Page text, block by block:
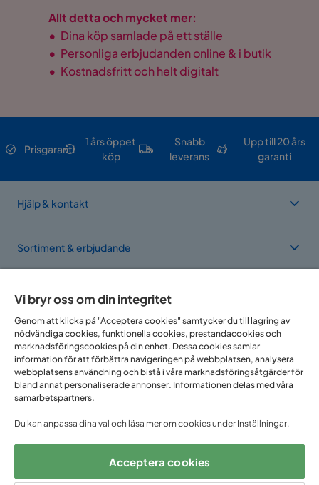
Allt detta och mycket mer:
• Dina köp samlade på ett ställe
• Personliga erbjudanden online & i butik
• Kostnadsfritt och helt digitalt
Prisgaranti
1 års öppet
köp
Snabb
leverans
Upp till 20 års
garanti
Hjälp & kontakt
Sortiment & erbjudande
Vi finns i flera länder
Följ oss på:
Vi bryr oss om din integritet
Genom att klicka på "Acceptera cookies" samtycker du till lagring av
nödvändiga cookies, funktionella cookies, prestandacookies och
marknadsföringscookies på din enhet. Dessa cookies samlar
information för att förbättra navigeringen på webbplatsen, analysera
webbplatsens användning och bistå i våra marknadsföringsåtgärder för
bland annat personaliserade annonser. Informationen delas med våra
samarbetspartners.
Du kan anpassa dina val och läsa mer om cookies under Inställningar.
Acceptera cookies